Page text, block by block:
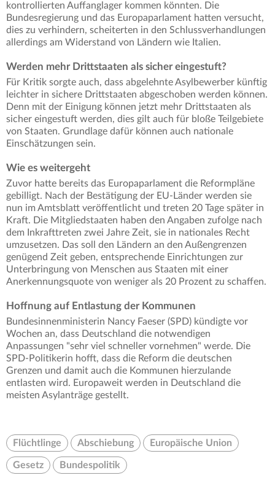
kontrollierten Auffanglager kommen könnten. Die
Bundesregierung und das Europaparlament hatten versucht,
dies zu verhindern, scheiterten in den Schlussverhandlungen
allerdings am Widerstand von Ländern wie Italien.
Werden mehr Drittstaaten als sicher eingestuft?
Für Kritik sorgte auch, dass abgelehnte Asylbewerber künftig
leichter in sichere Drittstaaten abgeschoben werden können.
Denn mit der Einigung können jetzt mehr Drittstaaten als
sicher eingestuft werden, dies gilt auch für bloße Teilgebiete
von Staaten. Grundlage dafür können auch nationale
Einschätzungen sein.
Wie es weitergeht
Zuvor hatte bereits das Europaparlament die Reformpläne
gebilligt. Nach der Bestätigung der EU-Länder werden sie
nun im Amtsblatt veröffentlicht und treten 20 Tage später in
Kraft. Die Mitgliedstaaten haben den Angaben zufolge nach
dem Inkrafttreten zwei Jahre Zeit, sie in nationales Recht
umzusetzen. Das soll den Ländern an den Außengrenzen
genügend Zeit geben, entsprechende Einrichtungen zur
Unterbringung von Menschen aus Staaten mit einer
Anerkennungsquote von weniger als 20 Prozent zu schaffen.
Hoffnung auf Entlastung der Kommunen
Bundesinnenministerin Nancy Faeser (SPD) kündigte vor
Wochen an, dass Deutschland die notwendigen
Anpassungen "sehr viel schneller vornehmen" werde. Die
SPD-Politikerin hofft, dass die Reform die deutschen
Grenzen und damit auch die Kommunen hierzulande
entlasten wird. Europaweit werden in Deutschland die
meisten Asylanträge gestellt.
Flüchtlinge Abschiebung Europäische Union
Gesetz Bundespolitik